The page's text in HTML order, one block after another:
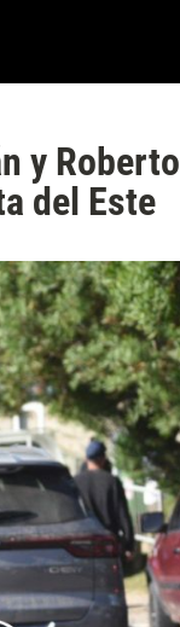
y Roberto
del Este